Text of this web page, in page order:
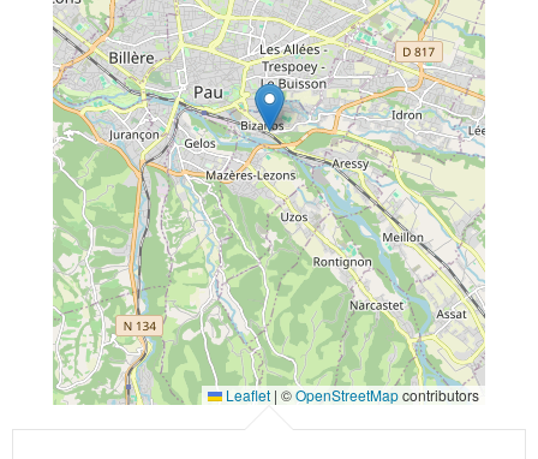
Leaflet | ©OpenStreetMapcontributors